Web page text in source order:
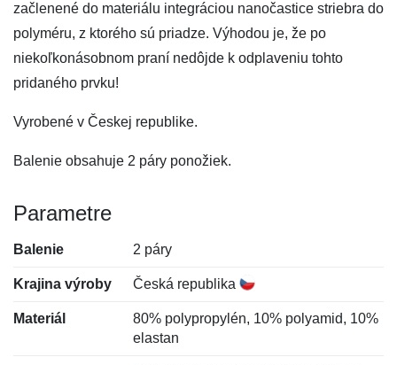
začlenené do materiálu integráciou nanočastice striebra do
polyméru, z ktorého sú priadze. Výhodou je, že po
niekoľkonásobnom praní nedôjde k odplaveniu tohto
pridaného prvku!
Vyrobené v Českej republike.
Balenie obsahuje 2 páry ponožiek.
Parametre
Balenie 2 páry
Krajina výroby Česká republika
Materiál
80% polypropylén, 10% polyamid, 10%
elastan